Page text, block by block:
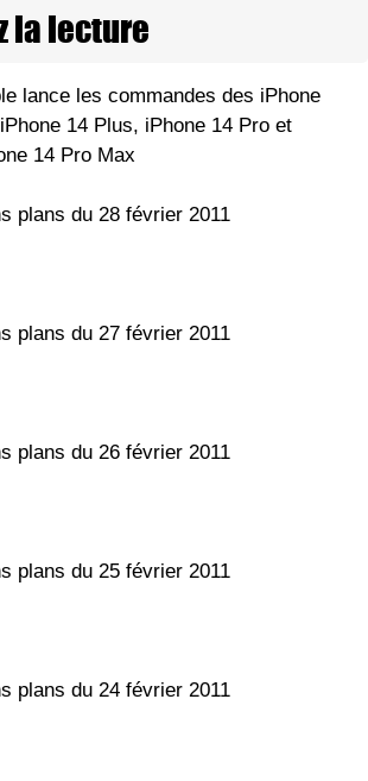
la lecture
lance les commandes des iPhone
14 Plus, iPhone 14 Pro et
14 Pro Max
plans du 28 février 2011
plans du 27 février 2011
plans du 26 février 2011
plans du 25 février 2011
plans du 24 février 2011